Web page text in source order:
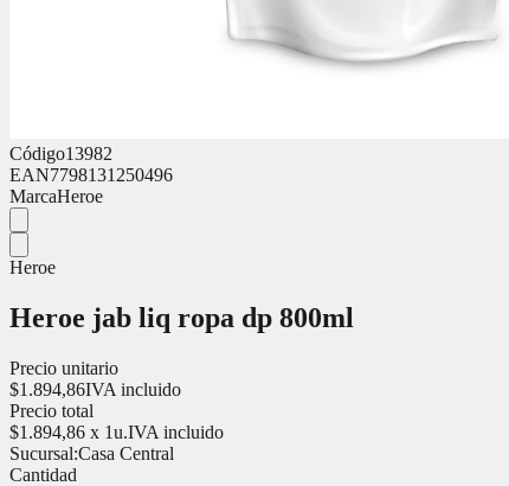
Código13982
EAN7798131250496
MarcaHeroe
Heroe
Heroe jab liq ropa dp 800ml
Precio unitario
$1.894,86IVA incluido
Precio total
$1.894,86 x 1u.IVA incluido
Sucursal:Casa Central
Cantidad